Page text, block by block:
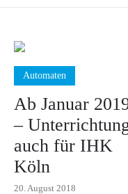
Automaten
Ab Januar
–
auch für IHK
Köln
20. August 2018